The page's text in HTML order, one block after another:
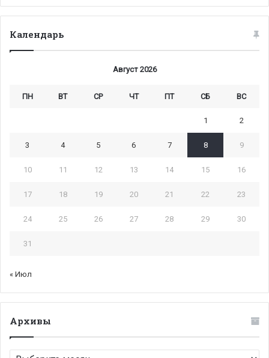
Календарь
Август 2026
ПН ВТ СР ЧТ ПТ СБ ВС
1 2
3 4 5 6 7 8 9
10 11 12 13 14 15 16
17 18 19 20 21 22 23
24 25 26 27 28 29 30
31
« Июл
Архивы
Архивы